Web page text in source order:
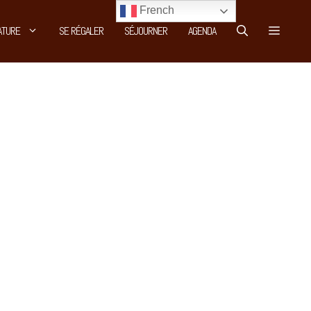
SE RÉGALER SÉJOURNER AGENDA
French